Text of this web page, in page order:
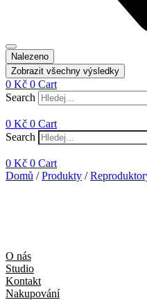
Nalezeno
Zobrazit všechny výsledky
0 Kč 0 Cart
Search
0 Kč 0 Cart
Search
0 Kč 0 Cart
Domů /Produkty /
O nás
Studio
Kontakt
Nakupování